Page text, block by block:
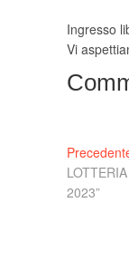
Ingresso
Vi
2023”